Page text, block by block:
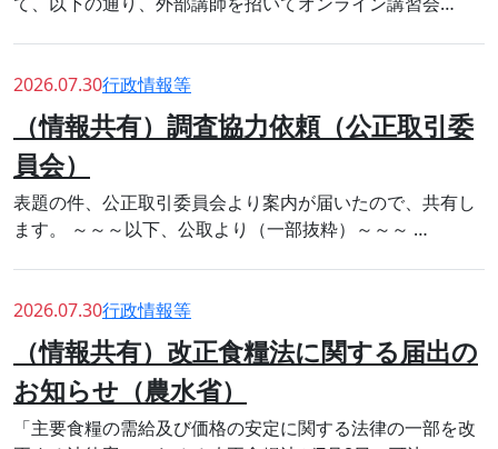
2026.07.30行政情報等
（情報共有）調査協力依頼（公正取引委
員会）
表題の件、公正取引委員会より案内が届いたので、共有し
ます。 ～～～以下、公取より（一部抜粋）～～～ …
2026.07.30行政情報等
（情報共有）改正食糧法に関する届出の
お知らせ（農水省）
「主要食糧の需給及び価格の安定に関する法律の一部を改